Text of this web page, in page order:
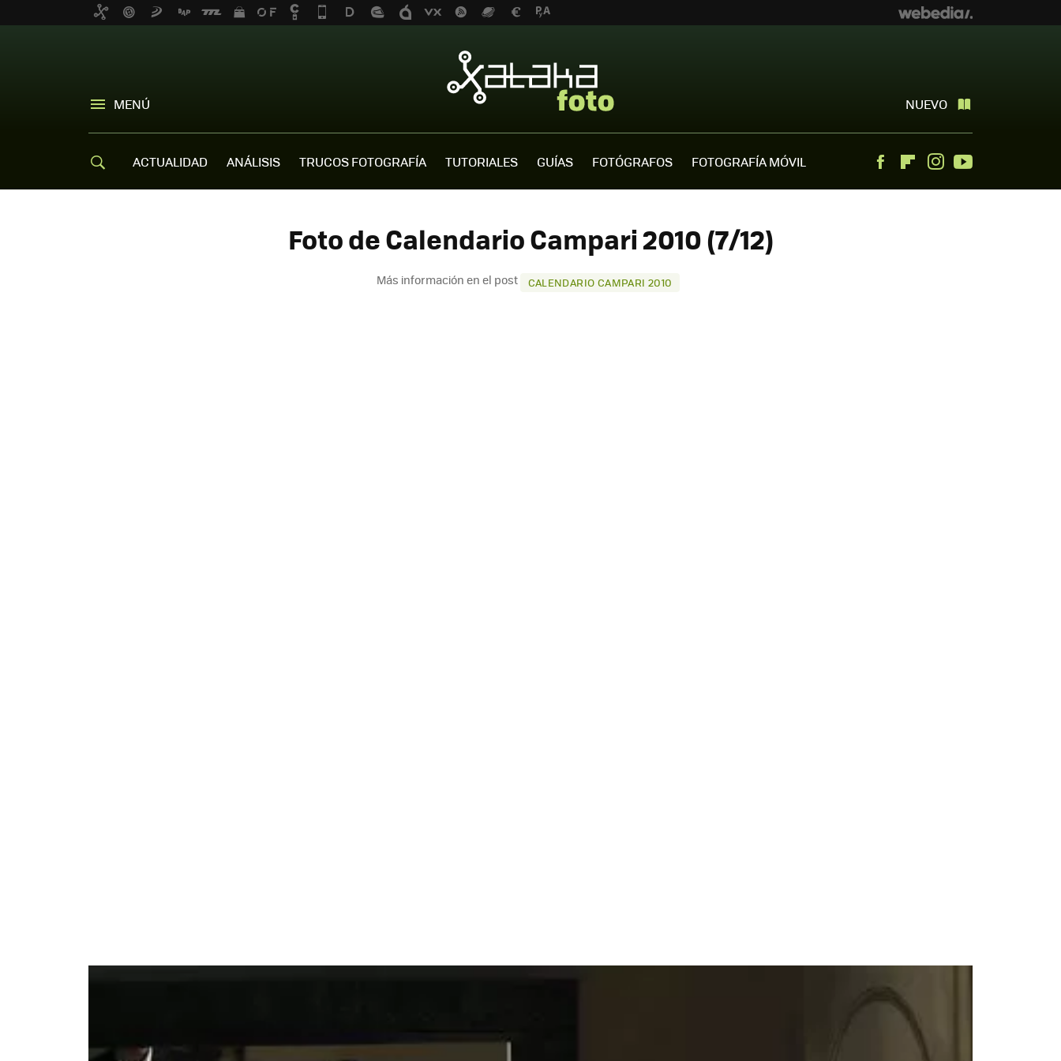
MENÚ NUEVO
ACTUALIDAD ANÁLISIS TRUCOS FOTOGRAFÍA TUTORIALES GUÍAS FOTÓGRAFOS FOTOGRAFÍA MÓVIL FacebookFlipboardInstagram
Foto de Calendario Campari 2010 (7/12)
Más información en el post CALENDARIO CAMPARI 2010